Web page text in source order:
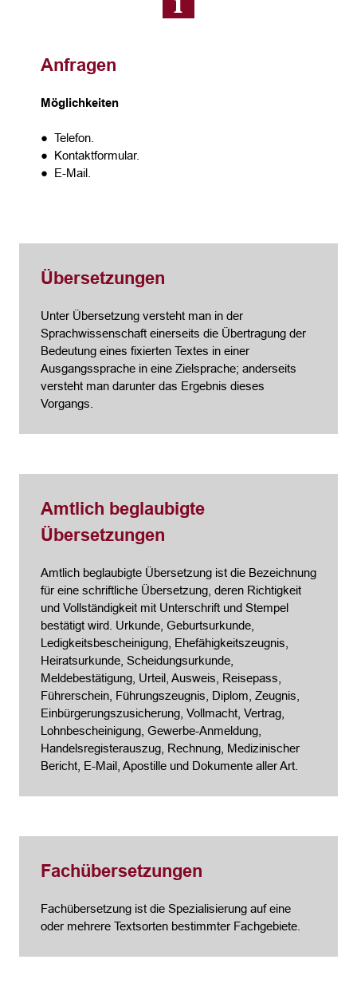
Anfragen
Möglichkeiten
● Telefon.
● Kontaktformular.
● E-Mail.
Übersetzungen
Unter Übersetzung versteht man in der
Sprachwissenschaft einerseits die Übertragung der
Bedeutung eines fixierten Textes in einer
Ausgangssprache in eine Zielsprache; anderseits
versteht man darunter das Ergebnis dieses
Vorgangs.
Amtlich beglaubigte
Übersetzungen
Amtlich beglaubigte Übersetzung ist die Bezeichnung
für eine schriftliche Übersetzung, deren Richtigkeit
und Vollständigkeit mit Unterschrift und Stempel
bestätigt wird. Urkunde, Geburtsurkunde,
Ledigkeitsbescheinigung, Ehefähigkeitszeugnis,
Heiratsurkunde, Scheidungsurkunde,
Meldebestätigung, Urteil, Ausweis, Reisepass,
Führerschein, Führungszeugnis, Diplom, Zeugnis,
Einbürgerungszusicherung, Vollmacht, Vertrag,
Lohnbescheinigung, Gewerbe-Anmeldung,
Handelsregisterauszug, Rechnung, Medizinischer
Bericht, E-Mail, Apostille und Dokumente aller Art.
Fachübersetzungen
Fachübersetzung ist die Spezialisierung auf eine
oder mehrere Textsorten bestimmter Fachgebiete.